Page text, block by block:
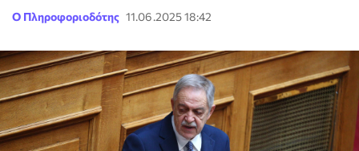
Ο Πληροφοριοδότης 11.06.2025 18:42